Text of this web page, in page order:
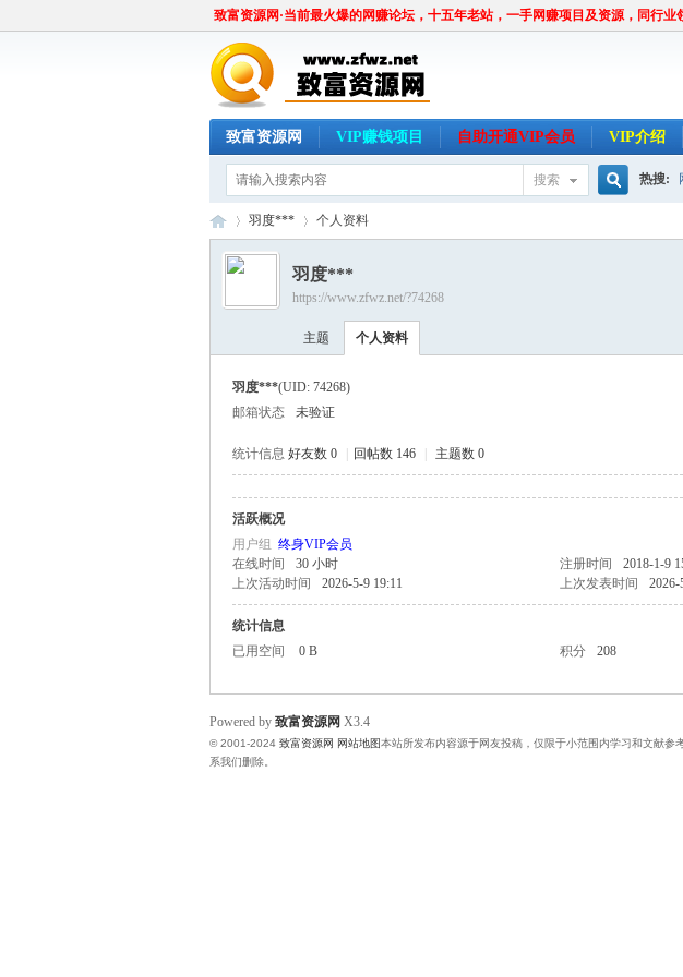
致富资源网·当前最火爆的网赚论坛，十五年老站，一手网赚项目及资源，同行业
致富资源网 VIP赚钱项目 自助开通VIP会员 VIP介绍
搜索 热搜:
资
›
羽度*** 个人资料
羽度***
https://www.zfwz.net/?74268
主题 个人资料
羽度***(UID: 74268)
邮箱状态
未验证
统计信息 好友数 0 回帖数 146 主题数 0
活跃概况
用户组 终身VIP会员
在线时间
30 小时 注册时间 2018-1-9
上次活动时间
2026-5-9 19:11 上次发表时间 2026-
统计信息
已用空间
0 B 积分 208
Powered by 致富资源网 X3.4
© 2001-2024 致富资源网 网站地图本站所发布内容源于网友投稿，仅限于小范围内学习和文献参
系我们删除。